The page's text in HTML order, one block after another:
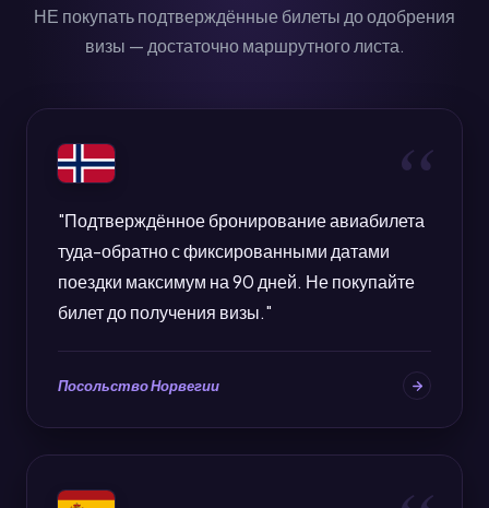
НЕ покупать подтверждённые билеты до одобрения
визы — достаточно маршрутного листа.
"Подтверждённое бронирование авиабилета
туда-обратно с фиксированными датами
поездки максимум на 90 дней. Не покупайте
билет до получения визы."
Посольство Норвегии